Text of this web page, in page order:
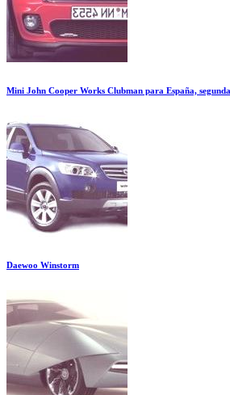
Mini John Cooper Works Clubman para España,
Daewoo Winstorm